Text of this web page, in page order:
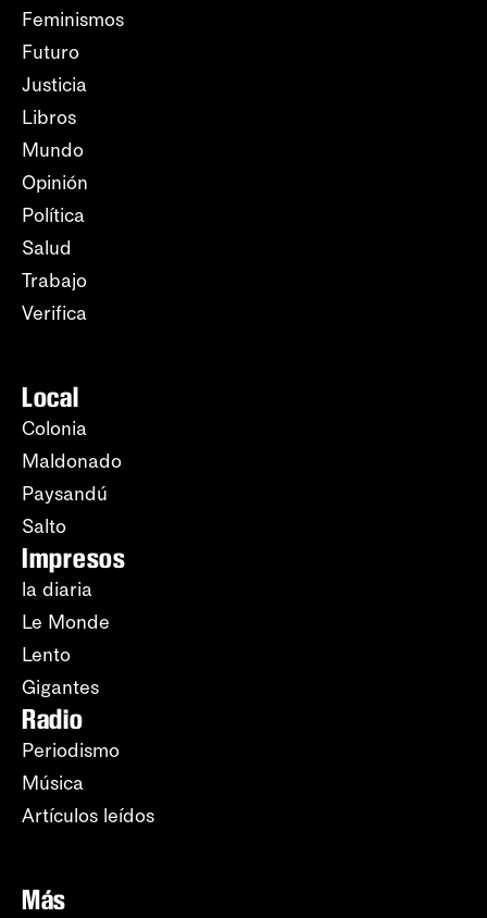
Feminismos
Futuro
Justicia
Libros
Mundo
Opinión
Política
Salud
Trabajo
Verifica
Local
Colonia
Maldonado
Paysandú
Salto
Impresos
la diaria
Le Monde
Lento
Gigantes
Radio
Periodismo
Música
Artículos leídos
Más